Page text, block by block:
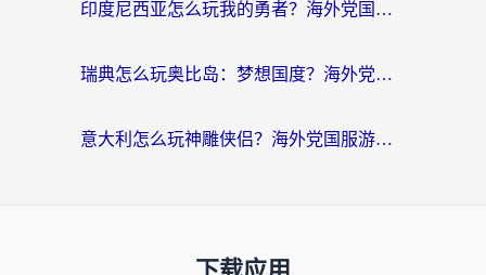
印度尼西亚怎么玩我的勇者？海外党国服游戏加速避坑指南（附实况五行师解决方案）
瑞典怎么玩奥比岛：梦想国度？海外党亲测有效的国服游戏加速全攻略
意大利怎么玩神雕侠侣？海外党国服游戏加速终极指南（附欧洲玩王者王国保卫战4不卡技巧）